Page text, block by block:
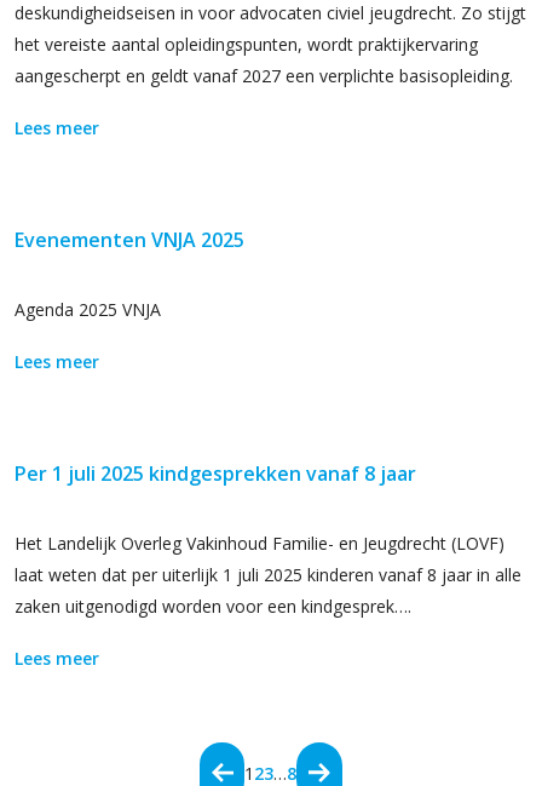
deskundigheidseisen in voor advocaten civiel jeugdrecht. Zo stijgt
het vereiste aantal opleidingspunten, wordt praktijkervaring
aangescherpt en geldt vanaf 2027 een verplichte basisopleiding.
Lees meer
Evenementen VNJA 2025
Agenda 2025 VNJA
Lees meer
Per 1 juli 2025 kindgesprekken vanaf 8 jaar
Het Landelijk Overleg Vakinhoud Familie- en Jeugdrecht (LOVF)
laat weten dat per uiterlijk 1 juli 2025 kinderen vanaf 8 jaar in alle
zaken uitgenodigd worden voor een kindgesprek….
Lees meer
1 23…8